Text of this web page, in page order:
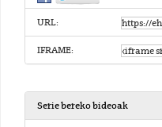
URL:
IFRAME:
Serie bereko bideoak